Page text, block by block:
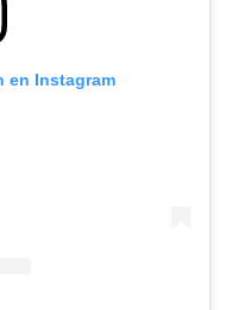
en Instagram